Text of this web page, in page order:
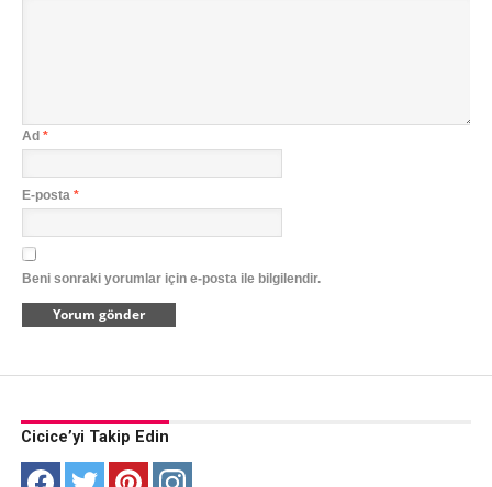
Ad *
E-posta *
Beni sonraki yorumlar için e-posta ile bilgilendir.
Cicice’yi Takip Edin